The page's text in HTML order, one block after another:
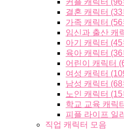
커플 캐릭터 (96
결혼 캐릭터 (33
가족 캐릭터 (56
임신과 출산 캐
아기 캐릭터 (45
육아 캐릭터 (36
어린이 캐릭터
여성 캐릭터
남성 캐릭터
노인 캐릭터
학교 교육 캐릭
피플 라이프 일
직업 캐릭터 모음